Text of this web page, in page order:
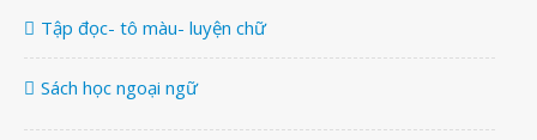
Tập đọc- tô màu- luyện chữ
Sách học ngoại ngữ